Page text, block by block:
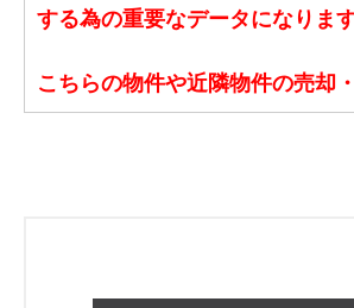
する為の重要なデータになります
こちらの物件や近隣物件の売却